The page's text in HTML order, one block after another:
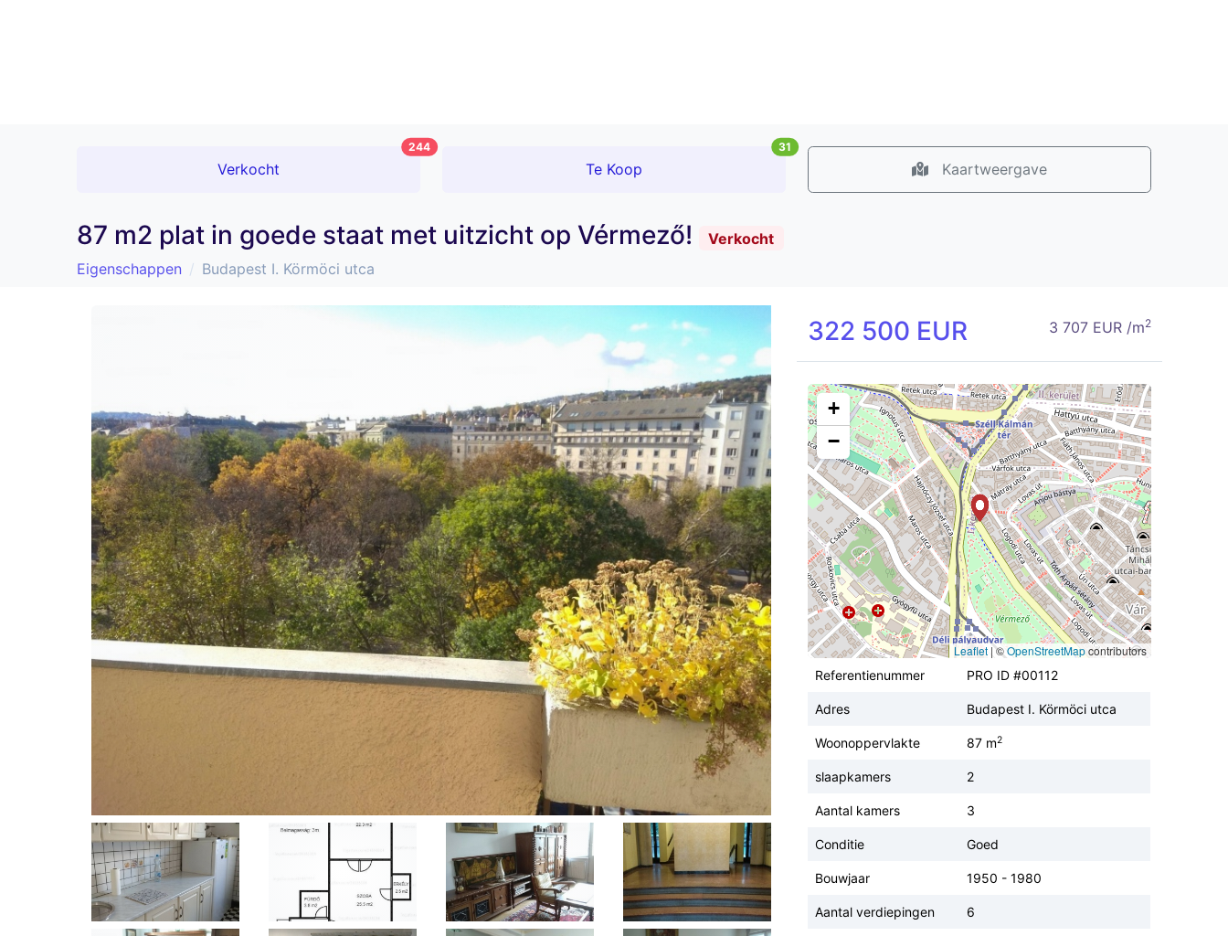
Verkocht
244
Te Koop
31
Kaartweergave
87 m2 plat in goede staat met uitzicht op Vérmező!
Verkocht
Eigenschappen
Budapest I. Körmöci utca
322 500 EUR 3 707 EUR /m2
+
−
Leaflet |©OpenStreetMapcontributors
Referentienummer
PRO ID #00112
Adres Budapest I. Körmöci utca
Woonoppervlakte 87 m2
slaapkamers 2
Aantal kamers 3
Conditie Goed
Bouwjaar 1950 - 1980
Aantal verdiepingen 6